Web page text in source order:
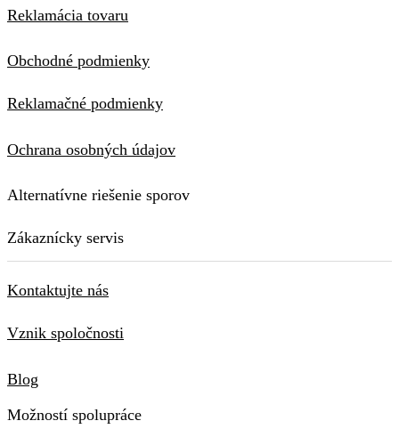
Reklamácia tovaru
Obchodné podmienky
Reklamačné podmienky
Ochrana osobných údajov
Alternatívne riešenie sporov
Zákaznícky servis
Kontaktujte nás
Vznik spoločnosti
Blog
Možností spolupráce